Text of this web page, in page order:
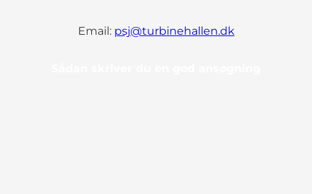
Email: psj@turbinehallen.dk